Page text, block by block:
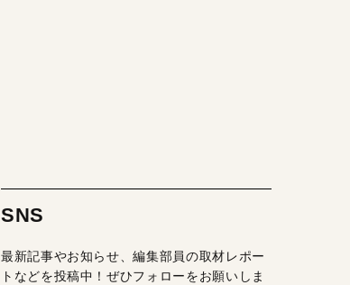
SNS
最新記事やお知らせ、編集部員の取材レポー
トなどを投稿中！ぜひフォローをお願いしま